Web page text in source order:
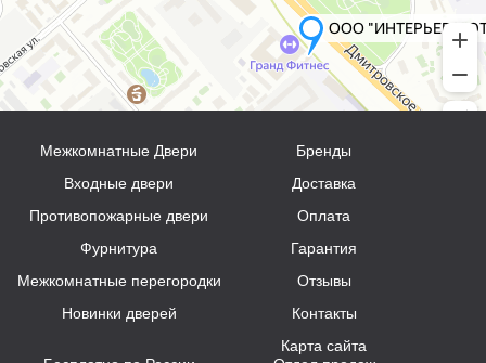
Межкомнатные Двери
Входные двери
Противопожарные двери
Фурнитура
Межкомнатные перегородки
Новинки дверей
Бренды
Доставка
Оплата
Гарантия
Отзывы
Контакты
Карта сайта